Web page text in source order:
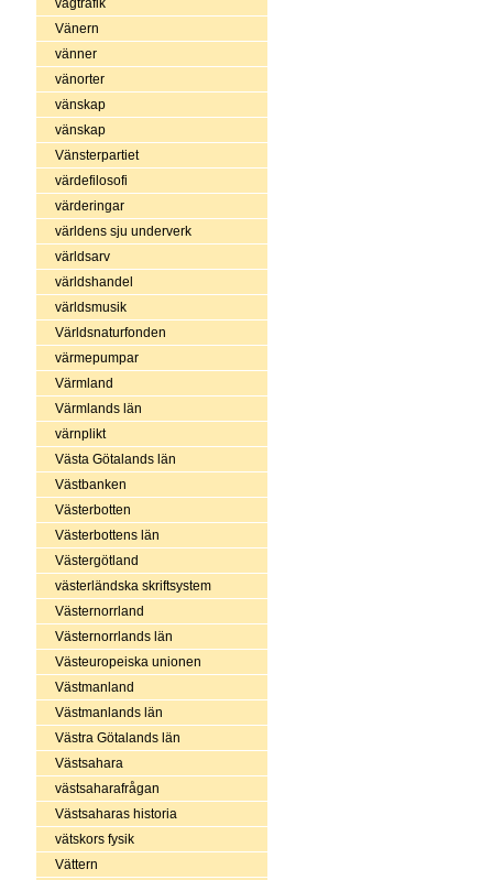
vägtrafik
Vänern
vänner
vänorter
vänskap
vänskap
Vänsterpartiet
värdefilosofi
värderingar
världens sju underverk
världsarv
världshandel
världsmusik
Världsnaturfonden
värmepumpar
Värmland
Värmlands län
värnplikt
Västa Götalands län
Västbanken
Västerbotten
Västerbottens län
Västergötland
västerländska skriftsystem
Västernorrland
Västernorrlands län
Västeuropeiska unionen
Västmanland
Västmanlands län
Västra Götalands län
Västsahara
västsaharafrågan
Västsaharas historia
vätskors fysik
Vättern